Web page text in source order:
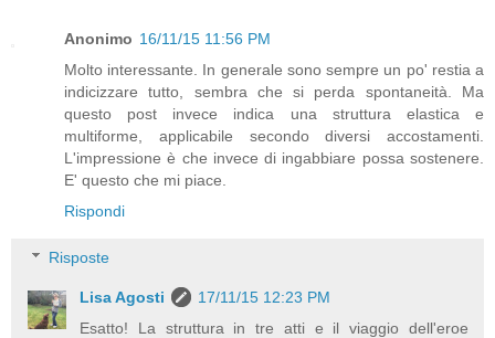
Anonimo 16/11/15 11:56 PM
Molto interessante. In generale sono sempre un po' restia a
indicizzare tutto, sembra che si perda spontaneità. Ma
questo post invece indica una struttura elastica e
multiforme, applicabile secondo diversi accostamenti.
L'impressione è che invece di ingabbiare possa sostenere.
E' questo che mi piace.
Rispondi
Risposte
Lisa Agosti
17/11/15 12:23 PM
Esatto! La struttura in tre atti e il viaggio dell'eroe